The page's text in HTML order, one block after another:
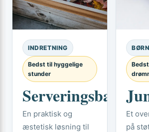
INDRETNING
Bedst til hyggelige
stunder
Serveringsbakke
En praktisk og
æstetisk løsning til
Et
på